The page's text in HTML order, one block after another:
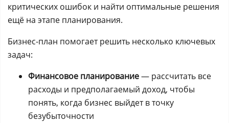
критических ошибок и найти оптимальные решения
ещё на этапе планирования.
Бизнес-план помогает решить несколько ключевых
задач:
Финансовое планирование— рассчитать все
расходы и предполагаемый доход, чтобы
понять, когда бизнес выйдет в точку
безубыточности